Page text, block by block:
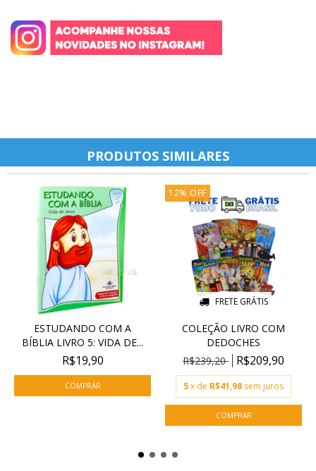
PRODUTOS SIMILARES
ESTUDANDO COM A
BÍBLIA LIVRO 5: VIDA DE...
R$19,90
12% OFF
FRETE GRÁTIS
COLEÇÃO LIVRO COM
DEDOCHES
R$239,20
R$209,90
5x de R$41,98 sem juros